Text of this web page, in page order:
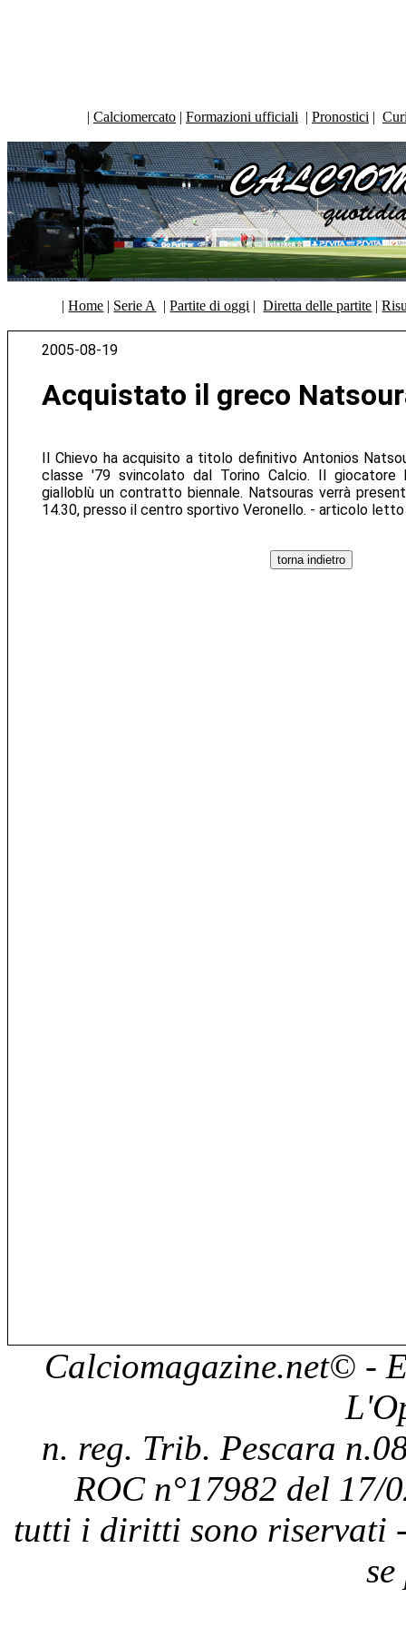
| Calciomercato | Formazioni ufficiali | Pronostici |
|Home | Serie A |Partite di oggi |Diretta delle partite |
2005-08-19
Acquistato il greco
Il Chievo ha acquisito a titolo definitivo Antonios
classe '79 svincolato dal Torino Calcio. Il
gialloblù un contratto biennale. Natsouras verrà
14.30, presso il centro sportivo Veronello. - articolo
Calciomagazine.net© -
n. reg. Trib. Pescara
ROC n°17982 del 17/
tutti i diritti sono riservati